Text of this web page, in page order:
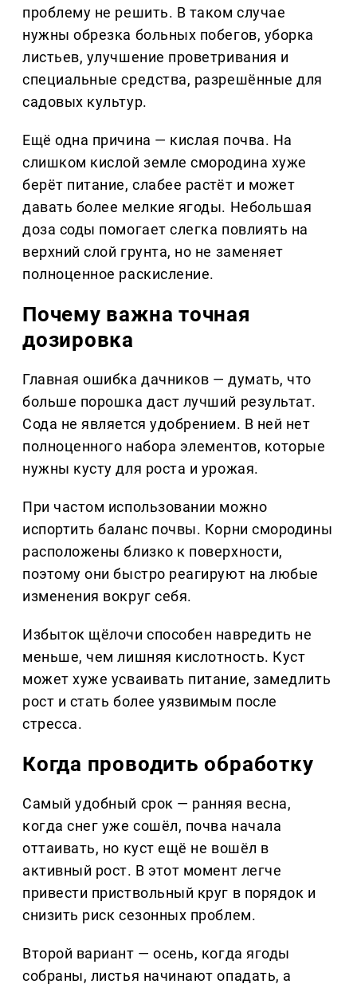
проблему не решить. В таком случае
нужны обрезка больных побегов, уборка
листьев, улучшение проветривания и
специальные средства, разрешённые для
садовых культур.
Ещё одна причина — кислая почва. На
слишком кислой земле смородина хуже
берёт питание, слабее растёт и может
давать более мелкие ягоды. Небольшая
доза соды помогает слегка повлиять на
верхний слой грунта, но не заменяет
полноценное раскисление.
Почему важна точная
дозировка
Главная ошибка дачников — думать, что
больше порошка даст лучший результат.
Сода не является удобрением. В ней нет
полноценного набора элементов, которые
нужны кусту для роста и урожая.
При частом использовании можно
испортить баланс почвы. Корни смородины
расположены близко к поверхности,
поэтому они быстро реагируют на любые
изменения вокруг себя.
Избыток щёлочи способен навредить не
меньше, чем лишняя кислотность. Куст
может хуже усваивать питание, замедлить
рост и стать более уязвимым после
стресса.
Когда проводить обработку
Самый удобный срок — ранняя весна,
когда снег уже сошёл, почва начала
оттаивать, но куст ещё не вошёл в
активный рост. В этот момент легче
привести приствольный круг в порядок и
снизить риск сезонных проблем.
Второй вариант — осень, когда ягоды
собраны, листья начинают опадать, а